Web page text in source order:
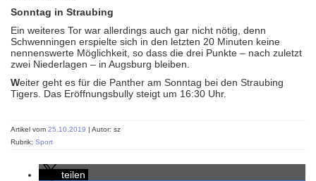
Sonntag in Straubing
Ein weiteres Tor war allerdings auch gar nicht nötig, denn
Schwenningen erspielte sich in den letzten 20 Minuten keine
nennenswerte Möglichkeit, so dass die drei Punkte – nach zuletzt
zwei Niederlagen – in Augsburg bleiben.
Weiter geht es für die Panther am Sonntag bei den Straubing
Tigers. Das Eröffnungsbully steigt um 16:30 Uhr.
Artikel vom 25.10.2019 | Autor: sz
Rubrik: Sport
teilen